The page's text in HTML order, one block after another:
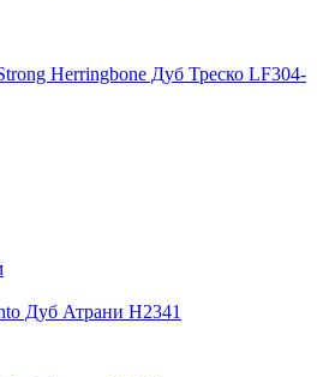
Herringbone Дуб Треско LF304-